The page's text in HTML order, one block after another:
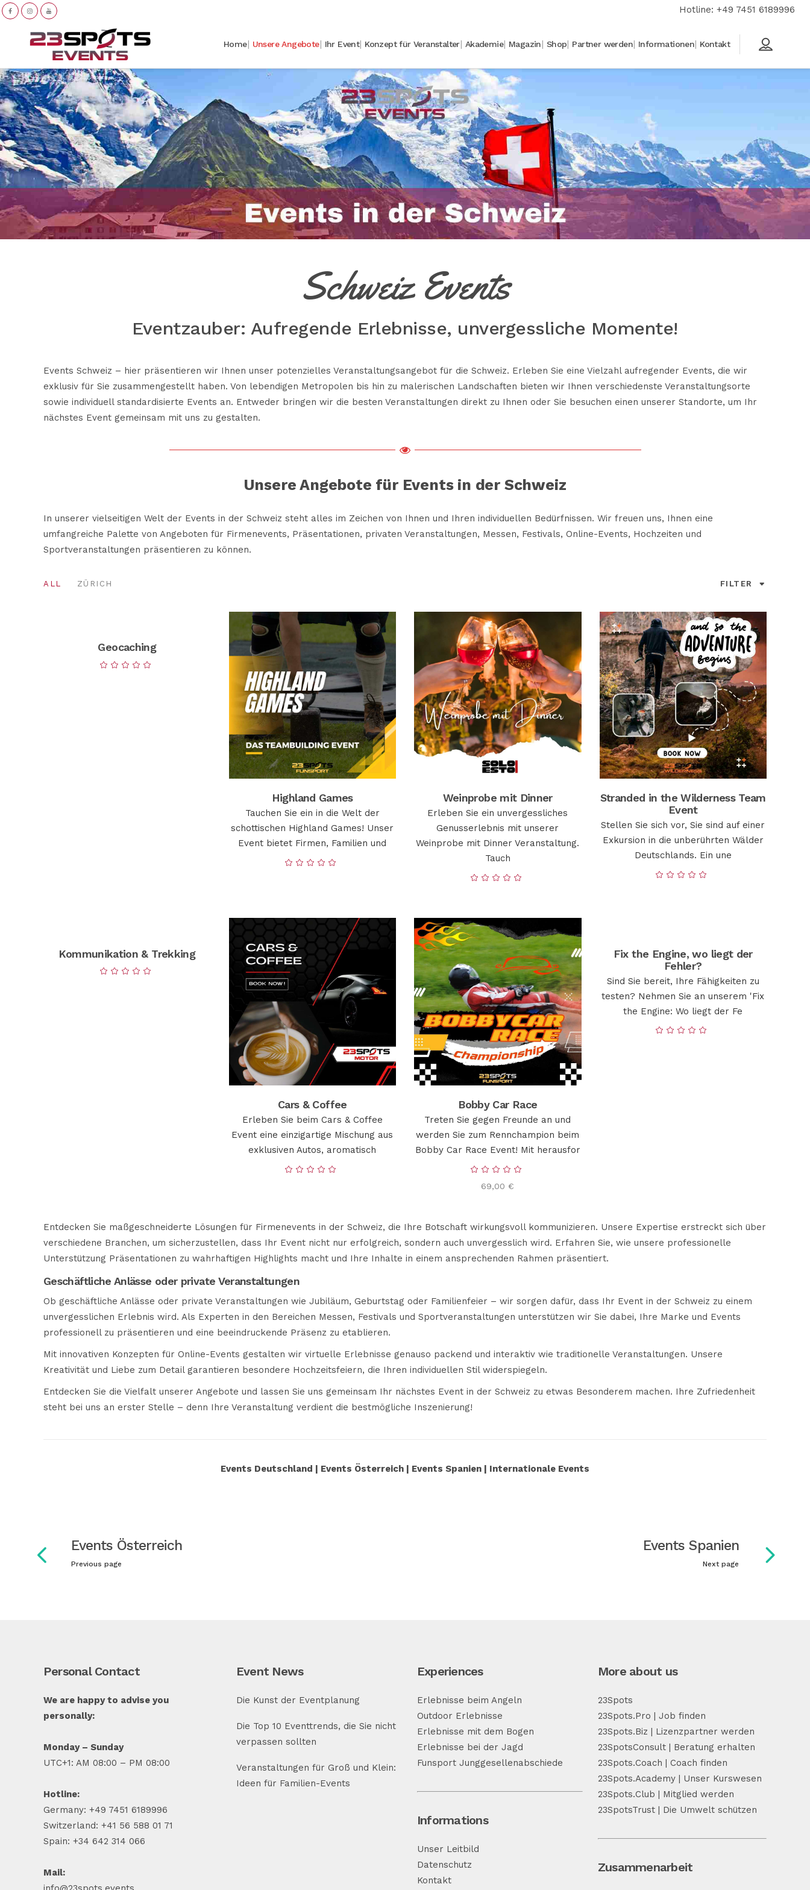
Hotline: +49 7451 6189996
Home Unsere Angebote Ihr Event Konzept für Veranstalter Akademie Magazin Shop Partner werden Informationen Kontakt
Schweiz Events
Eventzauber: Aufregende Erlebnisse, unvergessliche Momente!
Events Schweiz – hier präsentieren wir Ihnen unser potenzielles Veranstaltungsangebot für die Schweiz. Erleben Sie eine Vielzahl aufregender Events, die wir
exklusiv für Sie zusammengestellt haben. Von lebendigen Metropolen bis hin zu malerischen Landschaften bieten wir Ihnen verschiedenste Veranstaltungsorte
sowie individuell standardisierte Events an. Entweder bringen wir die besten Veranstaltungen direkt zu Ihnen oder Sie besuchen einen unserer Standorte, um Ihr
nächstes Event gemeinsam mit uns zu gestalten.
Unsere Angebote für Events in der Schweiz
In unserer vielseitigen Welt der Events in der Schweiz steht alles im Zeichen von Ihnen und Ihren individuellen Bedürfnissen. Wir freuen uns, Ihnen eine
umfangreiche Palette von Angeboten für Firmenevents, Präsentationen, privaten Veranstaltungen, Messen, Festivals, Online-Events, Hochzeiten und
Sportveranstaltungen präsentieren zu können.
ALL ZÜRICH FILTER
Geocaching
Highland Games
Tauchen Sie ein in die Welt der
schottischen Highland Games! Unser
Event bietet Firmen, Familien und
Weinprobe mit Dinner
Erleben Sie ein unvergessliches
Genusserlebnis mit unserer
Weinprobe mit Dinner Veranstaltung.
Tauch
Stranded in the Wilderness Team
Event
Stellen Sie sich vor, Sie sind auf einer
Exkursion in die unberührten Wälder
Deutschlands. Ein une
Kommunikation & Trekking
Cars & Coffee
Erleben Sie beim Cars & Coffee
Event eine einzigartige Mischung aus
exklusiven Autos, aromatisch
Bobby Car Race
Treten Sie gegen Freunde an und
werden Sie zum Rennchampion beim
Bobby Car Race Event! Mit herausfor
69,00€
Fix the Engine, wo liegt der
Fehler?
Sind Sie bereit, Ihre Fähigkeiten zu
testen? Nehmen Sie an unserem 'Fix
the Engine: Wo liegt der Fe
Entdecken Sie maßgeschneiderte Lösungen für Firmenevents in der Schweiz, die Ihre Botschaft wirkungsvoll kommunizieren. Unsere Expertise erstreckt sich über
verschiedene Branchen, um sicherzustellen, dass Ihr Event nicht nur erfolgreich, sondern auch unvergesslich wird. Erfahren Sie, wie unsere professionelle
Unterstützung Präsentationen zu wahrhaftigen Highlights macht und Ihre Inhalte in einem ansprechenden Rahmen präsentiert.
Geschäftliche Anlässe oder private Veranstaltungen
Ob geschäftliche Anlässe oder private Veranstaltungen wie Jubiläum, Geburtstag oder Familienfeier – wir sorgen dafür, dass Ihr Event in der Schweiz zu einem
unvergesslichen Erlebnis wird. Als Experten in den Bereichen Messen, Festivals und Sportveranstaltungen unterstützen wir Sie dabei, Ihre Marke und Events
professionell zu präsentieren und eine beeindruckende Präsenz zu etablieren.
Mit innovativen Konzepten für Online-Events gestalten wir virtuelle Erlebnisse genauso packend und interaktiv wie traditionelle Veranstaltungen. Unsere
Kreativität und Liebe zum Detail garantieren besondere Hochzeitsfeiern, die Ihren individuellen Stil widerspiegeln.
Entdecken Sie die Vielfalt unserer Angebote und lassen Sie uns gemeinsam Ihr nächstes Event in der Schweiz zu etwas Besonderem machen. Ihre Zufriedenheit
steht bei uns an erster Stelle – denn Ihre Veranstaltung verdient die bestmögliche Inszenierung!
Events Deutschland | Events Österreich | Events Spanien | Internationale Events
Events Österreich
Previous page
Events Spanien
Next page
Personal Contact
We are happy to advise you
personally:
Monday – Sunday
UTC+1: AM 08:00 – PM 08:00
Hotline:
Germany: +49 7451 6189996
Switzerland: +41 56 588 01 71
Spain: +34 642 314 066
Mail:
Event News
Die Kunst der Eventplanung
Die Top 10 Eventtrends, die Sie nicht
verpassen sollten
Veranstaltungen für Groß und Klein:
Ideen für Familien-Events
Experiences
Erlebnisse beim Angeln
Outdoor Erlebnisse
Erlebnisse mit dem Bogen
Erlebnisse bei der Jagd
Funsport Junggesellenabschiede
Informations
Unser Leitbild
Datenschutz
Kontakt
More about us
23Spots
23Spots.Pro | Job finden
23Spots.Biz | Lizenzpartner werden
23SpotsConsult | Beratung erhalten
23Spots.Coach | Coach finden
23Spots.Academy | Unser Kurswesen
23Spots.Club | Mitglied werden
23SpotsTrust | Die Umwelt schützen
Zusammenarbeit